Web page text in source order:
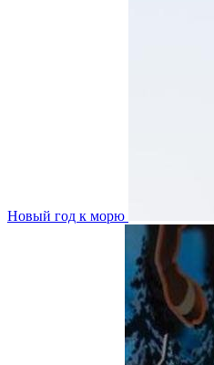
Новый год к морю